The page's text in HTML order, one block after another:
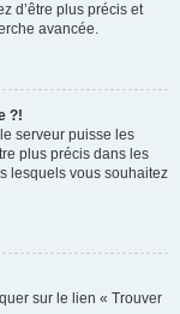
d’être plus précis et
avancée.
?!
serveur puisse les
plus précis dans les
lesquels vous souhaitez
sur le lien « Trouver